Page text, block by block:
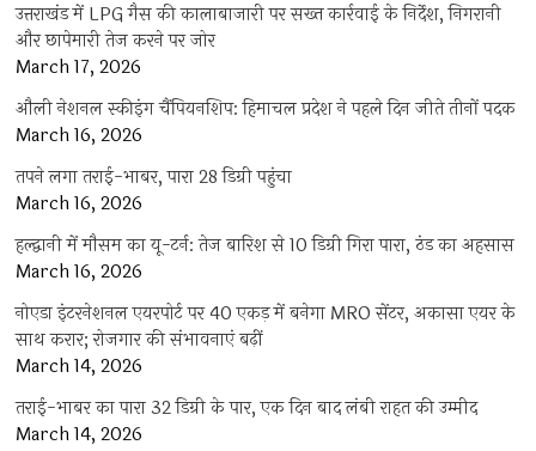
उत्तराखंड में LPG गैस की कालाबाजारी पर सख्त कार्रवाई के निर्देश, निगरानी
और छापेमारी तेज करने पर जोर
March 17, 2026
औली नेशनल स्कीइंग चैंपियनशिप: हिमाचल प्रदेश ने पहले दिन जीते तीनों पदक
March 16, 2026
तपने लगा तराई-भाबर, पारा 28 डिग्री पहुंचा
March 16, 2026
हल्द्वानी में मौसम का यू-टर्न: तेज बारिश से 10 डिग्री गिरा पारा, ठंड का अहसास
March 16, 2026
नोएडा इंटरनेशनल एयरपोर्ट पर 40 एकड़ में बनेगा MRO सेंटर, अकासा एयर के
साथ करार; रोजगार की संभावनाएं बढ़ीं
March 14, 2026
तराई-भाबर का पारा 32 डिग्री के पार, एक दिन बाद लंबी राहत की उम्मीद
March 14, 2026